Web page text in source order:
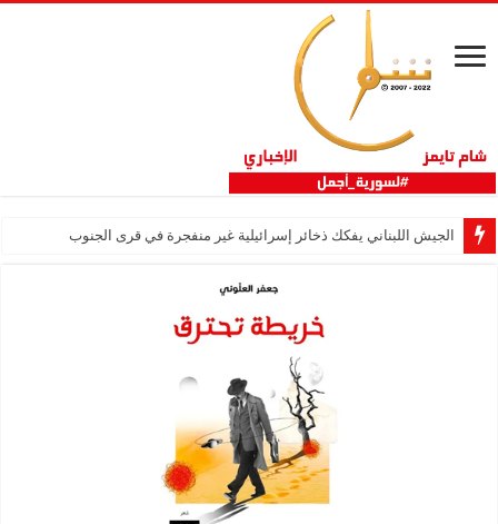
الجيش اللبناني يفكك ذخائر إسرائيلية غير منفجرة في قرى الجنوب